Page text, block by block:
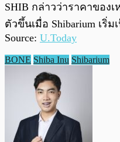
SHIB กล่าวว่าราคาของ
ตัวขึ้นเมื่อ Shibarium เริ่
Source: U.Today
BONE Shiba Inu Shibarium